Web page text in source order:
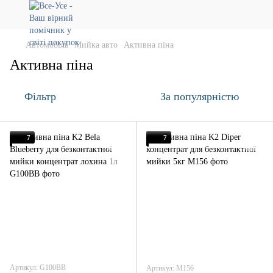
Автомобіль Мийка авто Активна піна
Активна піна
Фільтр За популярністю
7
Артикул: G100BB
7
Артикул: M156